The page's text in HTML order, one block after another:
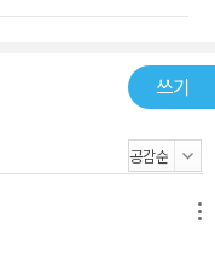
1979)과 노동 삼부작
한번 다짐한다. 과거와
입장을 죽을 때까지 고수
향한 민중 저항운동과 19
질된 마르크스주의(공산
민중을 동정하는 마음
쓰기